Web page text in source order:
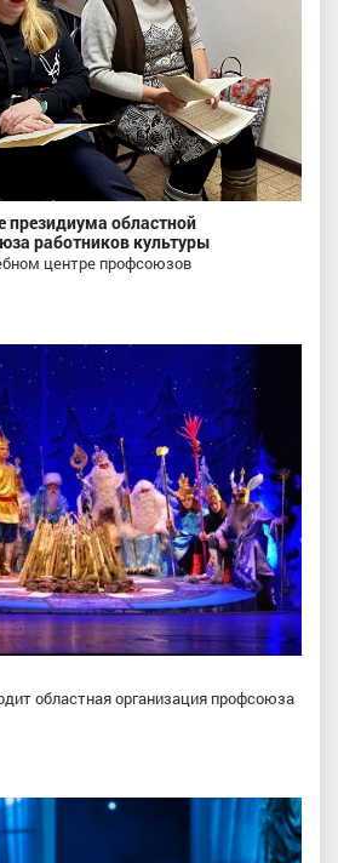
президиума областной
работников культуры
центре профсоюзов
областная организация профсоюза